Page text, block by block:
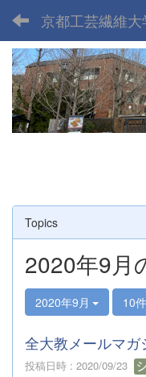
Topics
2020年9月
2020年9月 10件
全大教メールマ
投稿日時 : 2020/09/23